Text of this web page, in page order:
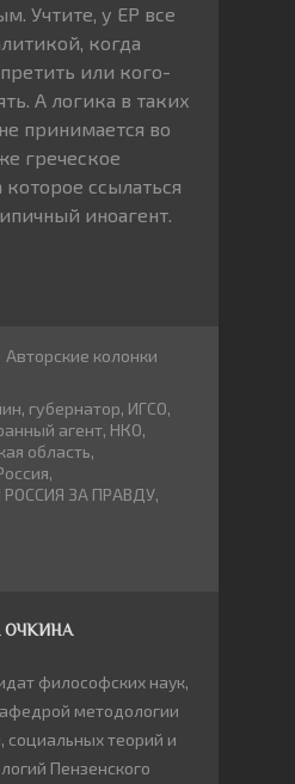
Учтите, у ЕР все
когда
или кого-
А логика в таких
принимается во
греческое
которое ссылаться
иноагент.
Авторские колонки
, губернатор, ИГСО,
агент, НКО,
область,
,
ЗА ПРАВДУ,
ОЧКИНА
философских наук,
методологии
социальных теорий и
Пензенского